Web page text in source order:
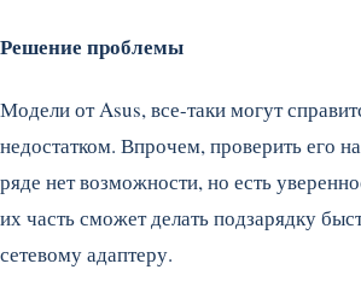
Решение проблемы
Модели от Asus, все-таки могут
недостатком. Впрочем, проверить его
ряде нет возможности, но есть
их часть сможет делать подзарядку
сетевому адаптеру.